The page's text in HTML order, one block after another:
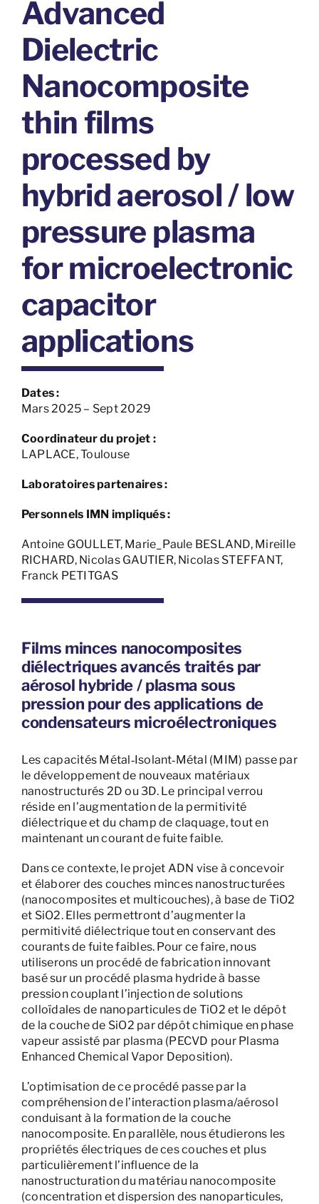
Advanced
Dielectric
Nanocomposite
thin films
processed by
hybrid aerosol / low
pressure plasma
for microelectronic
capacitor
applications
Dates :
Mars 2025 – Sept 2029
Coordinateur du projet :
LAPLACE, Toulouse
Laboratoires partenaires :
Personnels IMN impliqués :
Antoine GOULLET, Marie_Paule BESLAND, Mireille
RICHARD, Nicolas GAUTIER, Nicolas STEFFANT,
Franck PETITGAS
Films minces nanocomposites
diélectriques avancés traités par
aérosol hybride / plasma sous
pression pour des applications de
condensateurs microélectroniques
Les capacités Métal‐Isolant‐Métal (MIM) passe par
le développement de nouveaux matériaux
nanostructurés 2D ou 3D. Le principal verrou
réside en l’augmentation de la permitivité
diélectrique et du champ de claquage, tout en
maintenant un courant de fuite faible.
Dans ce contexte, le projet ADN vise à concevoir
et élaborer des couches minces nanostructurées
(nanocomposites et multicouches), à base de TiO2
et SiO2. Elles permettront d’augmenter la
permitivité diélectrique tout en conservant des
courants de fuite faibles. Pour ce faire, nous
utiliserons un procédé de fabrication innovant
basé sur un procédé plasma hydride à basse
pression couplant l’injection de solutions
colloïdales de nanoparticules de TiO2 et le dépôt
de la couche de SiO2 par dépôt chimique en phase
vapeur assisté par plasma (PECVD pour Plasma
Enhanced Chemical Vapor Deposition).
L’optimisation de ce procédé passe par la
compréhension de l’interaction plasma/aérosol
conduisant à la formation de la couche
nanocomposite. En parallèle, nous étudierons les
propriétés électriques de ces couches et plus
particulièrement l’influence de la
nanostructuration du matériau nanocomposite
(concentration et dispersion des nanoparticules,